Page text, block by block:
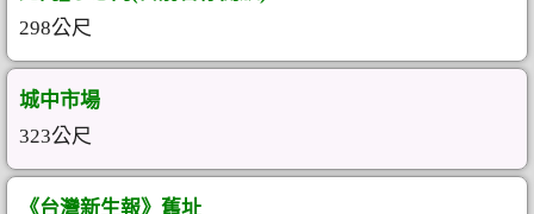
298公尺
城中市場
323公尺
《台灣新生報》舊址